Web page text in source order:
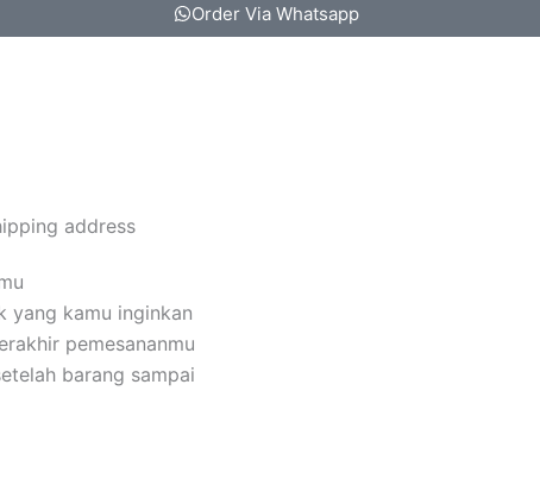
Order Via Whatsapp
address
yang kamu inginkan
pemesananmu
barang sampai